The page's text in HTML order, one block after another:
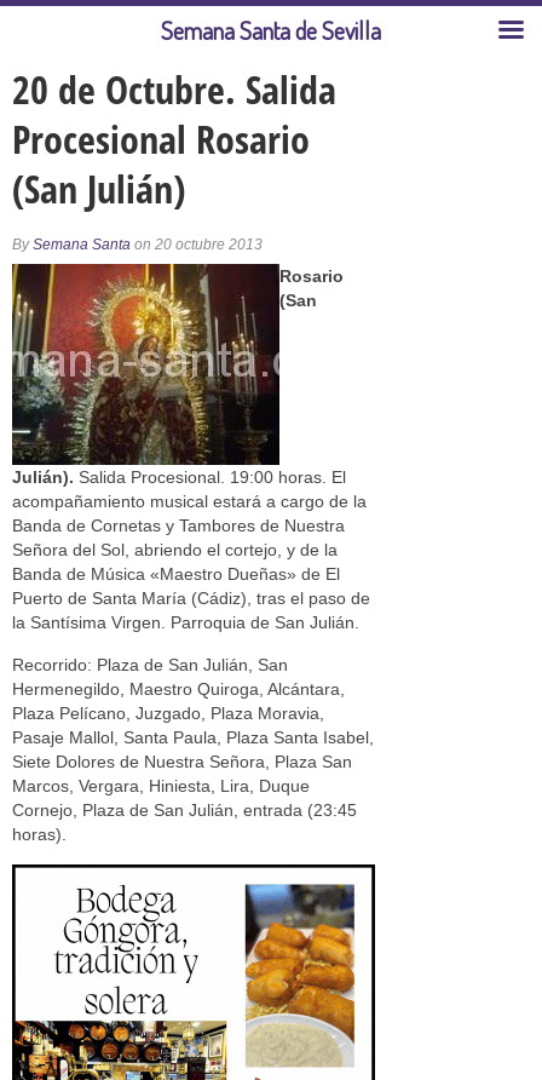
20 de Octubre. Salida
Procesional Rosario
(San Julián)
BySemana Santa on 20 octubre 2013
Rosario
(San
Julián). Salida Procesional. 19:00 horas. El
acompañamiento musical estará a cargo de la
Banda de Cornetas y Tambores de Nuestra
Señora del Sol, abriendo el cortejo, y de la
Banda de Música «Maestro Dueñas» de El
Puerto de Santa María (Cádiz), tras el paso de
la Santísima Virgen. Parroquia de San Julián.
Recorrido: Plaza de San Julián, San
Hermenegildo, Maestro Quiroga, Alcántara,
Plaza Pelícano, Juzgado, Plaza Moravia,
Pasaje Mallol, Santa Paula, Plaza Santa Isabel,
Siete Dolores de Nuestra Señora, Plaza San
Marcos, Vergara, Hiniesta, Lira, Duque
Cornejo, Plaza de San Julián, entrada (23:45
horas).
Semana Santa de Sevilla